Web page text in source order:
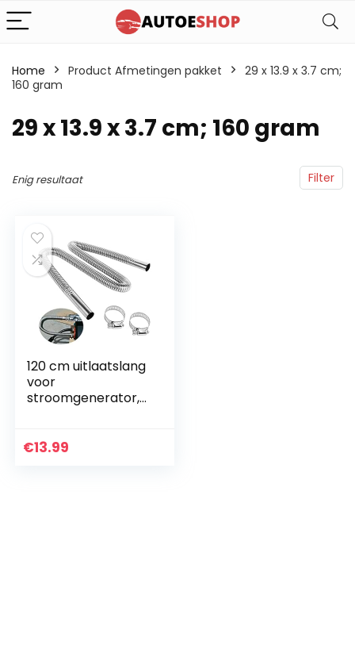
Home Product Afmetingen pakket
‎29 x 13.9 x 3.7 cm;
160 gram
‎29 x 13.9 x 3.7 cm; 160 gram
Filter
Enig resultaat
120 cm uitlaatslang
voor
stroomgenerator,
uitlaatpijp 2,5 cm,
€13.99